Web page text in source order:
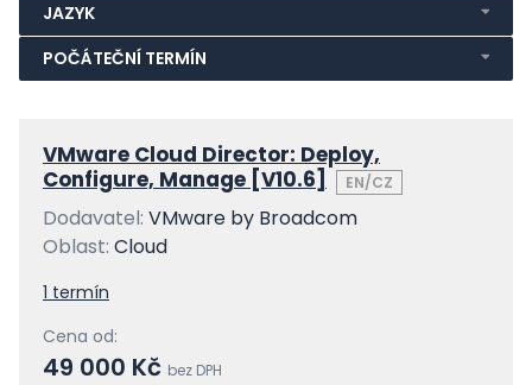
JAZYK
POČÁTEČNÍ TERMÍN
VMware Cloud Director: Deploy,
Configure, Manage [V10.6]
EN/CZ
Dodavatel: VMware by Broadcom
Oblast: Cloud
1 termín
Cena od:
49 000 Kč bez DPH